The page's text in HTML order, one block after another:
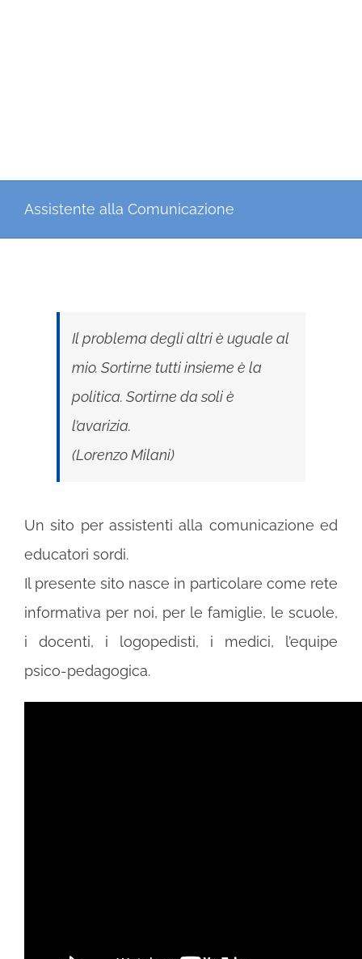
Assistente alla Comunicazione
Il problema degli altri è uguale al
mio. Sortirne tutti insieme è la
politica. Sortirne da soli è
l’avarizia.
(Lorenzo Milani)
Un sito per assistenti alla comunicazione ed
educatori sordi.
Il presente sito nasce in particolare come rete
informativa per noi, per le famiglie, le scuole,
i docenti, i logopedisti, i medici, l’equipe
psico-pedagogica.